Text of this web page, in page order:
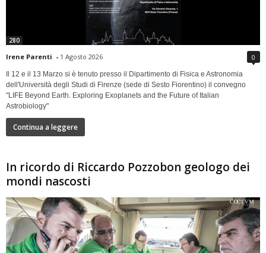
280
Irene Parenti - 1 Agosto 2026 0
Il 12 e il 13 Marzo si è tenuto presso il Dipartimento di Fisica e Astronomia
dell'Università degli Studi di Firenze (sede di Sesto Fiorentino) il convegno
"LIFE Beyond Earth. Exploring Exoplanets and the Future of Italian
Astrobiology"
Continua a leggere
In ricordo di Riccardo Pozzobon geologo dei
mondi nascosti